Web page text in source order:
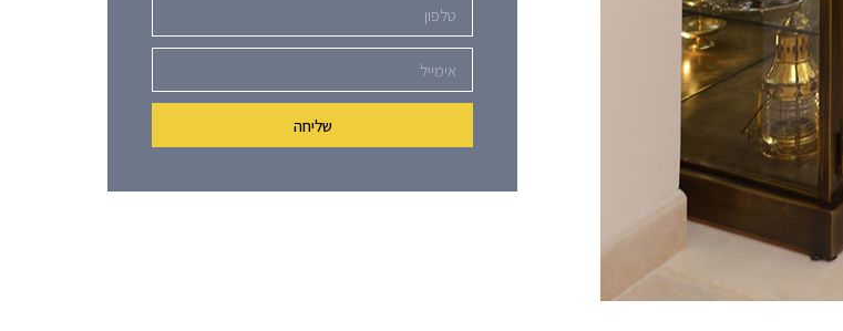
טלפון
אימייל
שליחה